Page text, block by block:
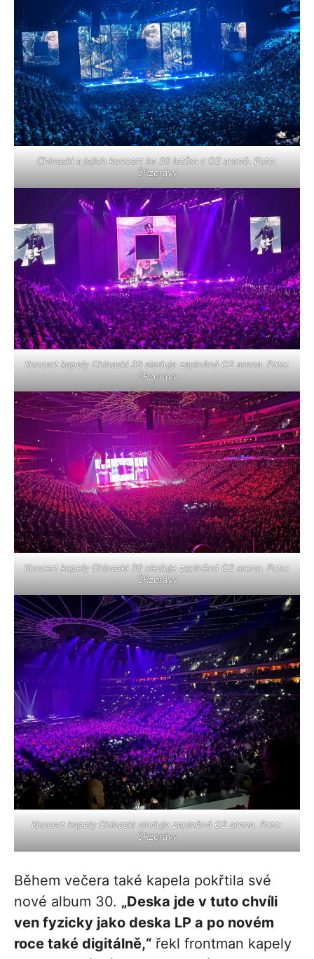
Chinaski a jejich koncert ke 30 letům v O2 areně. Foto:
ČRzprávy
Koncert kapely Chinaski 30 sleduje zaplněná O2 arena. Foto:
ČRzprávy
Koncert kapely Chinaski 30 sleduje zaplněná O2 arena. Foto:
ČRzprávy
Koncert kapely Chinaski sleduje zaplněná O2 arena. Foto:
ČRzprávy
Během večera také kapela pokřtila své
nové album 30. „Deska jde v tuto chvíli
ven fyzicky jako deska LP a po novém
roce také digitálně,“ řekl frontman kapely